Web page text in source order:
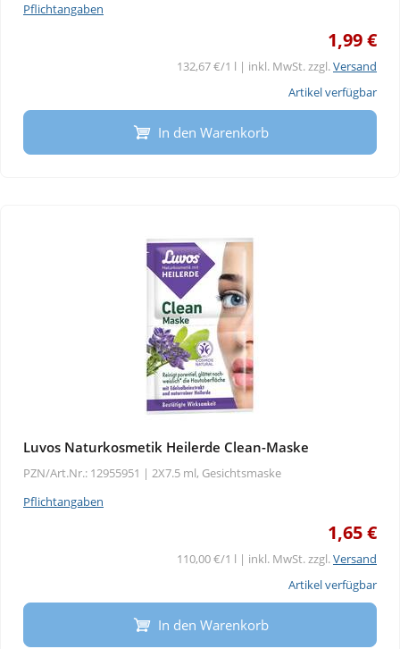
Pflichtangaben
1,99 €
132,67 €/1 l | inkl. MwSt. zzgl.Versand
Artikel verfügbar
In den Warenkorb
Luvos Naturkosmetik Heilerde Clean-Maske
PZN/Art.Nr.: 12955951 | 2X7.5 ml, Gesichtsmaske
Pflichtangaben
1,65 €
110,00 €/1 l | inkl. MwSt. zzgl.Versand
Artikel verfügbar
In den Warenkorb